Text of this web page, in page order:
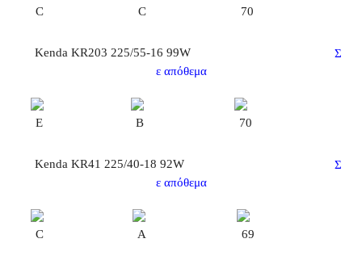
C C 70
Kenda KR203 225/55-16 99W
Σ
ε απόθεμα
E B 70
Kenda KR41 225/40-18 92W
Σ
ε απόθεμα
C A 69